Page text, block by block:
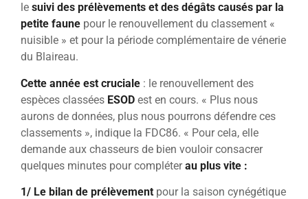
le suivi des prélèvements et des dégâts causés par la
petite faune pour le renouvellement du classement «
nuisible » et pour la période complémentaire de vénerie
du Blaireau.
Cette année est cruciale : le renouvellement des
espèces classées ESOD est en cours. « Plus nous
aurons de données, plus nous pourrons défendre ces
classements », indique la FDC86. « Pour cela, elle
demande aux chasseurs de bien vouloir consacrer
quelques minutes pour compléterau plus vite :
1/ Le bilan de prélèvement pour la saison cynégétique